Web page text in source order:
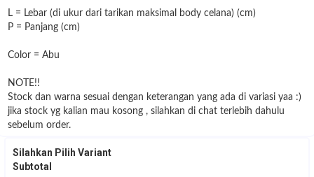
L = Lebar (di ukur dari tarikan maksimal body celana) (cm)
P = Panjang (cm)
Color = Abu
NOTE!!
Stock dan warna sesuai dengan keterangan yang ada di variasi yaa :)
jika stock yg kalian mau kosong , silahkan di chat terlebih dahulu
sebelum order.
Silahkan Pilih Variant
Subtotal